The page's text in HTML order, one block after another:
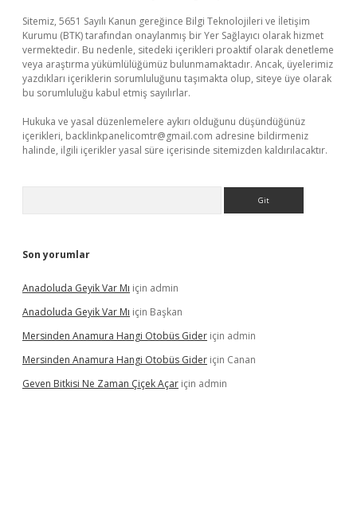
Sitemiz, 5651 Sayılı Kanun gereğince Bilgi Teknolojileri ve İletişim
Kurumu (BTK) tarafından onaylanmış bir Yer Sağlayıcı olarak hizmet
vermektedir. Bu nedenle, sitedeki içerikleri proaktif olarak denetleme
veya araştırma yükümlülüğümüz bulunmamaktadır. Ancak, üyelerimiz
yazdıkları içeriklerin sorumluluğunu taşımakta olup, siteye üye olarak
bu sorumluluğu kabul etmiş sayılırlar.
Hukuka ve yasal düzenlemelere aykırı olduğunu düşündüğünüz
içerikleri, backlinkpanelicomtr@gmail.com adresine bildirmeniz
halinde, ilgili içerikler yasal süre içerisinde sitemizden kaldırılacaktır.
Son yorumlar
Anadoluda Geyik Var Mı için admin
Anadoluda Geyik Var Mı için Başkan
Mersinden Anamura Hangi Otobüs Gider için admin
Mersinden Anamura Hangi Otobüs Gider için Canan
Geven Bitkisi Ne Zaman Çiçek Açar için admin